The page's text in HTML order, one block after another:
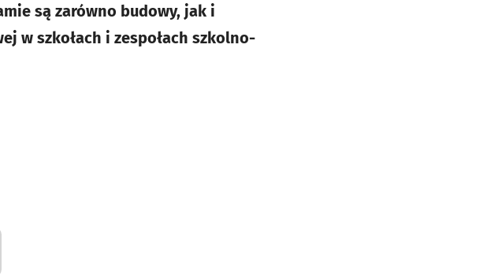
są zarówno budowy, jak i
w szkołach i zespołach szkolno-